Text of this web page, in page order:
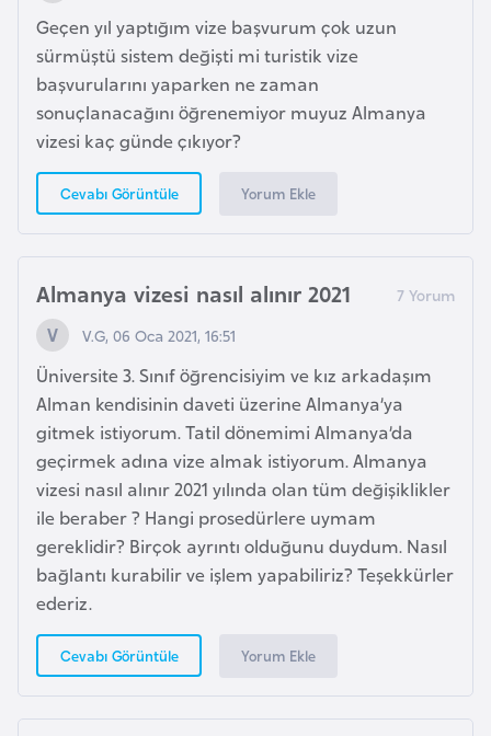
Geçen yıl yaptığım vize başvurum çok uzun
sürmüştü sistem değişti mi turistik vize
başvurularını yaparken ne zaman
sonuçlanacağını öğrenemiyor muyuz Almanya
vizesi kaç günde çıkıyor?
Cevabı Görüntüle Yorum Ekle
Almanya vizesi nasıl alınır 2021
V.G, 06 Oca 2021, 16:51
Üniversite 3. Sınıf öğrencisiyim ve kız arkadaşım
Alman kendisinin daveti üzerine Almanya’ya
gitmek istiyorum. Tatil dönemimi Almanya’da
geçirmek adına vize almak istiyorum. Almanya
vizesi nasıl alınır 2021 yılında olan tüm değişiklikler
ile beraber ? Hangi prosedürlere uymam
gereklidir? Birçok ayrıntı olduğunu duydum. Nasıl
bağlantı kurabilir ve işlem yapabiliriz? Teşekkürler
ederiz.
Cevabı Görüntüle Yorum Ekle
e
n
ş
t
a
y
n
L
t
v
a
n
a
L
ü
k
s
e
b
u